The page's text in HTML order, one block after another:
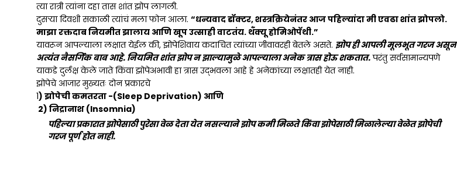
त्या रात्री त्यांना दहा तास शांत झोप लागली.
दुसऱ्या दिवशी सकाळी त्यांचं मला फोन आला. “धन्यवाद डॉक्टर, शस्त्रक्रियेनंतर आज पहिल्यांदा मी एवढा शांत झोपलो.
माझा रक्तदाब नियमीत झालाय आणि खूप उत्साही वाटतंय. थँक्यू होमिओपॅथी.”
यावरून आपल्याला लक्षात येईल की, झोपेशिवाय कदाचित त्यांच्या जीवावरही बेतले असते. झोप ही आपली मूलभूत गरज असून
अत्यंत नैसर्गिक बाब आहे. नियमित शांत झोप न झाल्यामुळे आपल्याला अनेक त्रास होऊ शकतात. परंतु सर्वसामान्यपणे
याकडे दुर्लक्ष केले जाते किंवा झोपेअभावी हा त्रास उद्भवला आहे हे अनेकांच्या लक्षातही येत नाही.
झोपेचे आजार मुख्यतः दोन प्रकारचे
1) झोपेची कमतरता -(Sleep Deprivation) आणि
2) निद्रानाश (Insomnia)
पहिल्या प्रकारात झोपेसाठी पुरेसा वेळ देता येत नसल्याने झोप कमी मिळते किंवा झोपेसाठी मिळालेल्या वेळेत झोपेची
गरज पूर्ण होत नाही.